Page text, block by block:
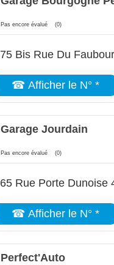
Pas encore évalué (0)
75 Bis Rue Du
☎ Afficher le N° *
Garage Jourdain
Pas encore évalué (0)
65 Rue Porte Dunoise
☎ Afficher le N° *
Perfect'Auto